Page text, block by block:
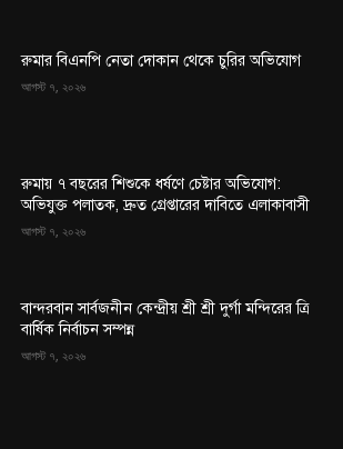
রুমার বিএনপি নেতা দোকান থেকে চুরির অভিযোগ
আগস্ট ৭, ২০২৬
রুমায় ৭ বছরের শিশুকে ধর্ষণে চেষ্টার অভিযোগ:
অভিযুক্ত পলাতক, দ্রুত গ্রেপ্তারের দাবিতে এলাকাবাসী
আগস্ট ৭, ২০২৬
বান্দরবান সার্বজনীন কেন্দ্রীয় শ্রী শ্রী দুর্গা মন্দিরের ত্রি
বার্ষিক নির্বাচন সম্পন্ন
আগস্ট ৭, ২০২৬